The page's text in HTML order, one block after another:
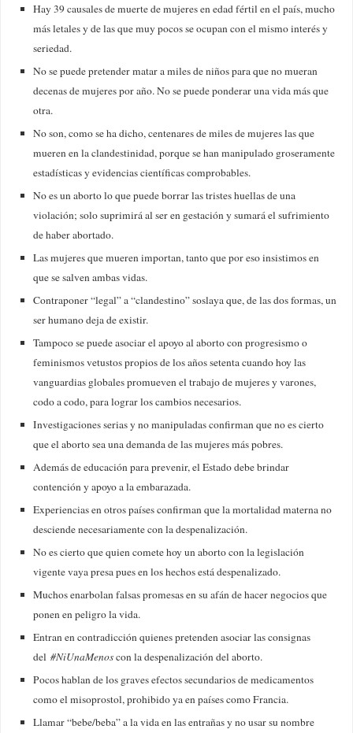
Hay 39 causales de muerte de mujeres en edad fértil en el país, mucho
más letales y de las que muy pocos se ocupan con el mismo interés y
seriedad.
No se puede pretender matar a miles de niños para que no mueran
decenas de mujeres por año. No se puede ponderar una vida más que
otra.
No son, como se ha dicho, centenares de miles de mujeres las que
mueren en la clandestinidad, porque se han manipulado groseramente
estadísticas y evidencias científicas comprobables.
No es un aborto lo que puede borrar las tristes huellas de una
violación; solo suprimirá al ser en gestación y sumará el sufrimiento
de haber abortado.
Las mujeres que mueren importan, tanto que por eso insistimos en
que se salven ambas vidas.
Contraponer “legal” a “clandestino” soslaya que, de las dos formas, un
ser humano deja de existir.
Tampoco se puede asociar el apoyo al aborto con progresismo o
feminismos vetustos propios de los años setenta cuando hoy las
vanguardias globales promueven el trabajo de mujeres y varones,
codo a codo, para lograr los cambios necesarios.
Investigaciones serias y no manipuladas confirman que no es cierto
que el aborto sea una demanda de las mujeres más pobres.
Además de educación para prevenir, el Estado debe brindar
contención y apoyo a la embarazada.
Experiencias en otros países confirman que la mortalidad materna no
desciende necesariamente con la despenalización.
No es cierto que quien comete hoy un aborto con la legislación
vigente vaya presa pues en los hechos está despenalizado.
Muchos enarbolan falsas promesas en su afán de hacer negocios que
ponen en peligro la vida.
Entran en contradicción quienes pretenden asociar las consignas
del #NiUnaMenoscon la despenalización del aborto.
Pocos hablan de los graves efectos secundarios de medicamentos
como el misoprostol, prohibido ya en países como Francia.
Llamar “bebe/beba” a la vida en las entrañas y no usar su nombre